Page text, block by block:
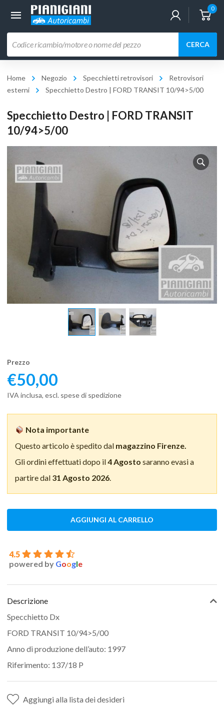
0
prodotti
CERCA
Home Negozio Specchietti retrovisori
Retrovisori
esterni
Specchietto Destro | FORD TRANSIT 10/94>5/00
Specchietto Destro | FORD TRANSIT
10/94>5/00
Prezzo
€50,00
IVA inclusa, escl. spese di spedizione
Nota importante
Questo articolo è spedito dal magazzino Firenze.
Gli ordini effettuati dopo il4 Agosto saranno evasi a
partire dal 31 Agosto 2026.
AGGIUNGI AL CARRELLO
4.5
powered by Google
Descrizione
Specchietto Dx
FORD TRANSIT 10/94>5/00
Anno di produzione dell’auto: 1997
Riferimento: 137/18 P
Aggiungi alla lista dei desideri